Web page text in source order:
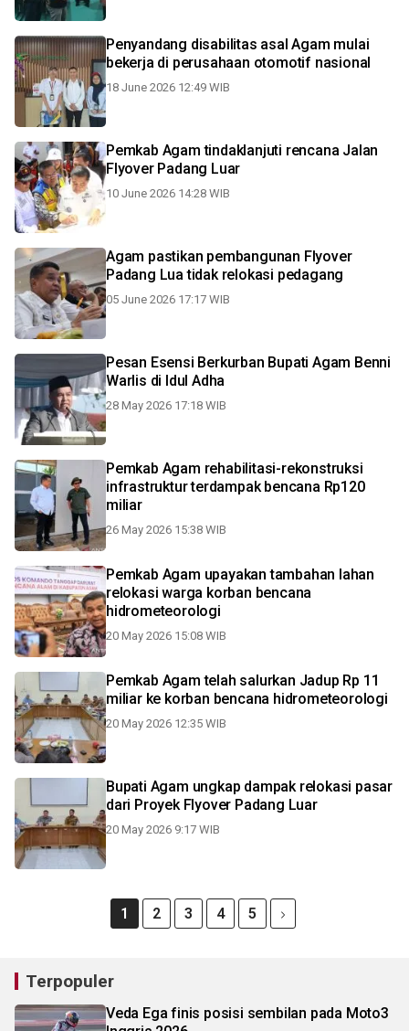
Penyandang disabilitas asal Agam mulai
bekerja di perusahaan otomotif nasional
18 June 2026 12:49 WIB
Pemkab Agam tindaklanjuti rencana Jalan
Flyover Padang Luar
10 June 2026 14:28 WIB
Agam pastikan pembangunan Flyover
Padang Lua tidak relokasi pedagang
05 June 2026 17:17 WIB
Pesan Esensi Berkurban Bupati Agam Benni
Warlis di Idul Adha
28 May 2026 17:18 WIB
Pemkab Agam rehabilitasi-rekonstruksi
infrastruktur terdampak bencana Rp120
miliar
26 May 2026 15:38 WIB
Pemkab Agam upayakan tambahan lahan
relokasi warga korban bencana
hidrometeorologi
20 May 2026 15:08 WIB
Pemkab Agam telah salurkan Jadup Rp 11
miliar ke korban bencana hidrometeorologi
20 May 2026 12:35 WIB
Bupati Agam ungkap dampak relokasi pasar
dari Proyek Flyover Padang Luar
20 May 2026 9:17 WIB
1 2 3 4 5
Terpopuler
Veda Ega finis posisi sembilan pada Moto3